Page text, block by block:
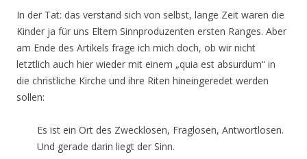
In der Tat: das verstand sich von selbst, lange Zeit waren die
Kinder ja für uns Eltern Sinnproduzenten ersten Ranges. Aber
am Ende des Artikels frage ich mich doch, ob wir nicht
letztlich auch hier wieder mit einem „quia est absurdum“ in
die christliche Kirche und ihre Riten hineingeredet werden
sollen:
Es ist ein Ort des Zwecklosen, Fraglosen, Antwortlosen.
Und gerade darin liegt der Sinn.